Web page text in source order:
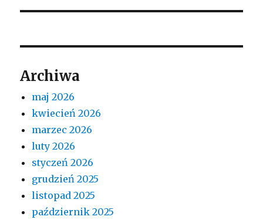
Archiwa
maj 2026
kwiecień 2026
marzec 2026
luty 2026
styczeń 2026
grudzień 2025
listopad 2025
październik 2025